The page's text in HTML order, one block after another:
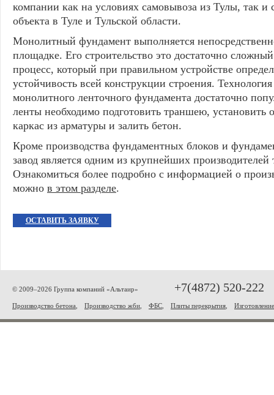
компании как на условиях самовывоза из Тулы, так и
объекта в Туле и Тульской области.
Монолитный фундамент выполняется
площадке. Его строительство это достаточно
процесс, который при правильном устройстве
устойчивость всей конструкции строения.
монолитного ленточного фундамента достаточно
ленты необходимо подготовить траншею, установить
каркас из арматуры и залить бетон.
Кроме производства фундаментных блоков и
завод является одним из крупнейших производителей
Ознакомиться более подробно c информацией о
можно в этом разделе.
ОСТАВИТЬ ЗАЯВКУ
© 2009–2026 Группа компаний «Альтаир»
Производство бетона Производство жби ФБС Плиты перекрытия
+7(4872) 520-222